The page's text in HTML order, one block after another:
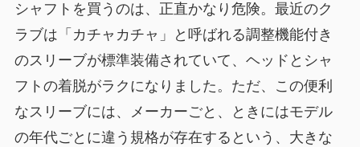
シャフトを買うのは、正直かなり危険。最近のク
ラブは「カチャカチャ」と呼ばれる調整機能付き
のスリーブが標準装備されていて、ヘッドとシャ
フトの着脱がラクになりました。ただ、この便利
なスリーブには、メーカーごと、ときにはモデル
の年代ごとに違う規格が存在するという、大きな